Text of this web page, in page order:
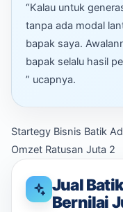
“Kalau untuk
tanpa ada modal
bapak saya.
bapak selalu hasil
” ucapnya.
Startegy Bisnis Batik
Omzet Ratusan Juta 2
Jual
Bernilai